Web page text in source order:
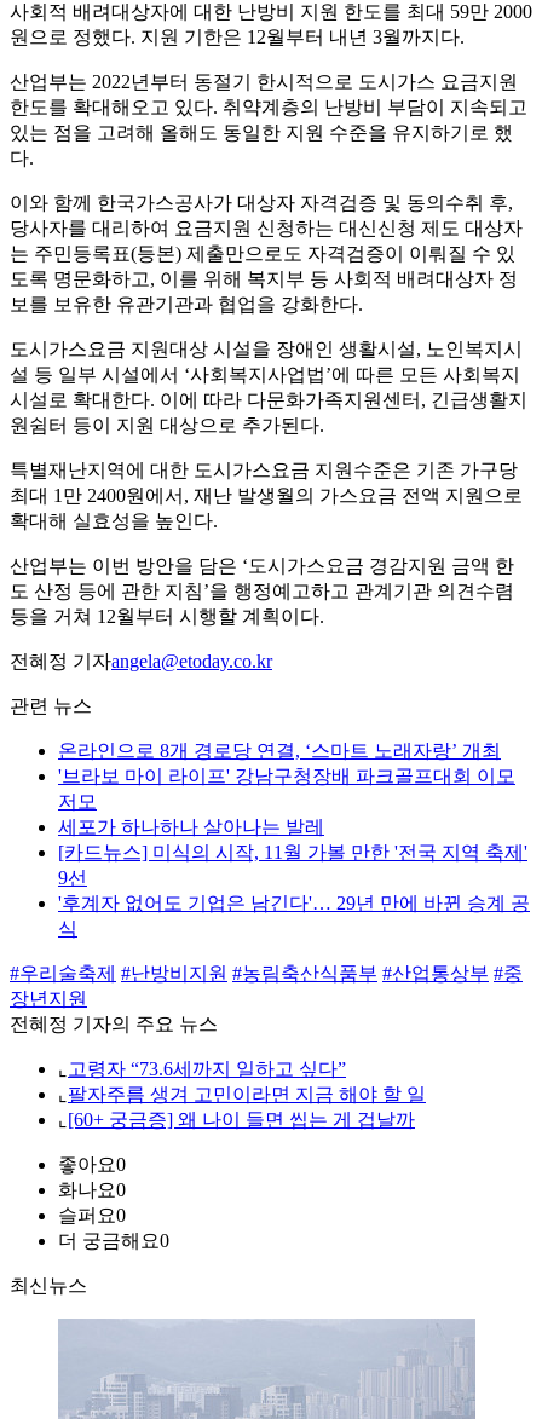
사회적 배려대상자에 대한 난방비 지원 한도를 최대 59만 2000
원으로 정했다. 지원 기한은 12월부터 내년 3월까지다.
산업부는 2022년부터 동절기 한시적으로 도시가스 요금지원
한도를 확대해오고 있다. 취약계층의 난방비 부담이 지속되고
있는 점을 고려해 올해도 동일한 지원 수준을 유지하기로 했
다.
이와 함께 한국가스공사가 대상자 자격검증 및 동의수취 후,
당사자를 대리하여 요금지원 신청하는 대신신청 제도 대상자
는 주민등록표(등본) 제출만으로도 자격검증이 이뤄질 수 있
도록 명문화하고, 이를 위해 복지부 등 사회적 배려대상자 정
보를 보유한 유관기관과 협업을 강화한다.
도시가스요금 지원대상 시설을 장애인 생활시설, 노인복지시
설 등 일부 시설에서 ‘사회복지사업법’에 따른 모든 사회복지
시설로 확대한다. 이에 따라 다문화가족지원센터, 긴급생활지
원쉼터 등이 지원 대상으로 추가된다.
특별재난지역에 대한 도시가스요금 지원수준은 기존 가구당
최대 1만 2400원에서, 재난 발생월의 가스요금 전액 지원으로
확대해 실효성을 높인다.
산업부는 이번 방안을 담은 ‘도시가스요금 경감지원 금액 한
도 산정 등에 관한 지침’을 행정예고하고 관계기관 의견수렴
등을 거쳐 12월부터 시행할 계획이다.
전혜정 기자angela@etoday.co.kr
관련 뉴스
온라인으로 8개 경로당 연결, ‘스마트 노래자랑’ 개최
'브라보 마이 라이프' 강남구청장배 파크골프대회 이모
저모
세포가 하나하나 살아나는 발레
[카드뉴스] 미식의 시작, 11월 가볼 만한 '전국 지역 축제'
9선
'후계자 없어도 기업은 남긴다'… 29년 만에 바뀐 승계 공
식
#우리술축제 #난방비지원 #농림축산식품부 #산업통상부 #중
장년지원
전혜정 기자의 주요 뉴스
⌞ 고령자 “73.6세까지 일하고 싶다”
⌞ 팔자주름 생겨 고민이라면 지금 해야 할 일
⌞ [60+ 궁금증] 왜 나이 들면 씹는 게 겁날까
좋아요0
화나요0
슬퍼요0
더 궁금해요0
최신뉴스